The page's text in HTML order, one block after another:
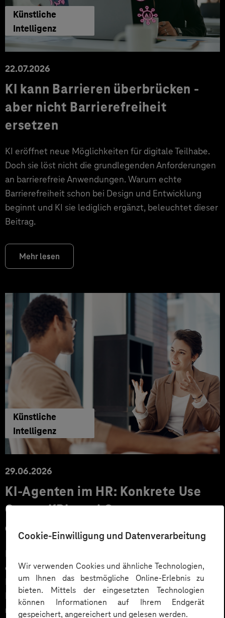
Cookie-Einwilligung und Datenverarbeitung
Wir verwenden Cookies und ähnliche Technologien,
um Ihnen das bestmögliche Online-Erlebnis zu
bieten. Mittels der eingesetzten Technologien
können Informationen auf Ihrem Endgerät
gespeichert, angereichert und gelesen werden.
Künstliche
Intelligenz
22.07.2026
KI kann Barrieren überbrücken -
aber nicht Barrierefreiheit
ersetzen
KI eröffnet neue Möglichkeiten für digitale Teilhabe.
Doch sie löst nicht die grundlegenden Anforderungen
an barrierefreie Anwendungen. Warum echte
Barrierefreiheit schon bei Design und Entwicklung
beginnt und KI sie lediglich ergänzt, beleuchtet dieser
Beitrag.
Mehr lesen
Künstliche
Intelligenz
29.06.2026
KI‑Agenten im HR: Konkrete Use
Cases, KPIs und Governance
entlang der Employee Journey
KI‑Agenten im HR sind mehr als Chatbots: Sie
orchestrieren Prozesse entlang der gesamten
Employee Journey und schaffen messbaren Business
Impact. Der Beitrag zeigt konkrete Use Cases,
relevante KPIs für den Mittelstand sowie